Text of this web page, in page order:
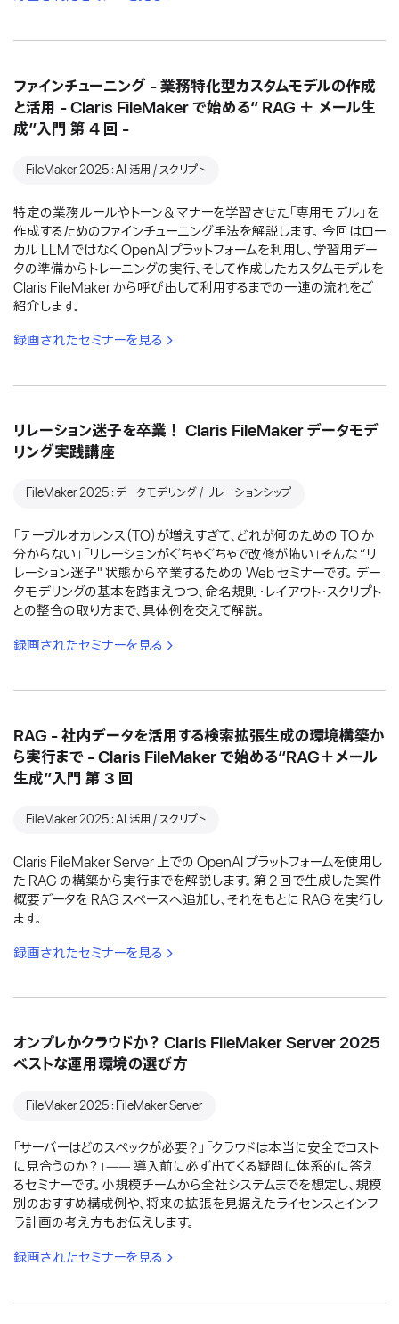
ファインチューニング - 業務特化型カスタムモデルの作成
と活用 - Claris FileMaker で始める“ RAG ＋ メール生
成”入門 第 4 回 -
FileMaker 2025：AI 活用 / スクリプト
特定の業務ルールやトーン＆マナーを学習させた「専用モデル」を
作成するためのファインチューニング手法を解説します。 今回はロー
カル LLM ではなく OpenAI プラットフォームを利用し、学習用デー
タの準備からトレーニングの実行、そして作成したカスタムモデルを
Claris FileMaker から呼び出して利用するまでの一連の流れをご
紹介します。
録画されたセミナーを見る
リレーション迷子を卒業！ Claris FileMaker データモデ
リング実践講座
FileMaker 2025：データモデリング / リレーションシップ
「テーブルオカレンス（TO）が増えすぎて、どれが何のための TO か
分からない」「リレーションがぐちゃぐちゃで改修が怖い」そんな “リ
レーション迷子" 状態から卒業するための Web セミナーです。 デー
タモデリングの基本を踏まえつつ、命名規則・レイアウト・スクリプト
との整合の取り方まで、具体例を交えて解説。
録画されたセミナーを見る
RAG - 社内データを活用する検索拡張生成の環境構築か
ら実行まで - Claris FileMaker で始める“RAG＋メール
生成”入門 第 3 回
FileMaker 2025：AI 活用 / スクリプト
Claris FileMaker Server 上での OpenAI プラットフォームを使用し
た RAG の構築から実行までを解説します。第 2 回で生成した案件
概要データを RAG スペースへ追加し、それをもとに RAG を実行し
ます。
録画されたセミナーを見る
オンプレかクラウドか？ Claris FileMaker Server 2025
ベストな運用環境の選び方
FileMaker 2025：FileMaker Server
「サーバーはどのスペックが必要？」「クラウドは本当に安全でコスト
に見合うのか？」―― 導入前に必ず出てくる疑問に体系的に答え
るセミナーです。小規模チームから全社システムまでを想定し、規模
別のおすすめ構成例や、将来の拡張を見据えたライセンスとインフ
ラ計画の考え方もお伝えします。
録画されたセミナーを見る